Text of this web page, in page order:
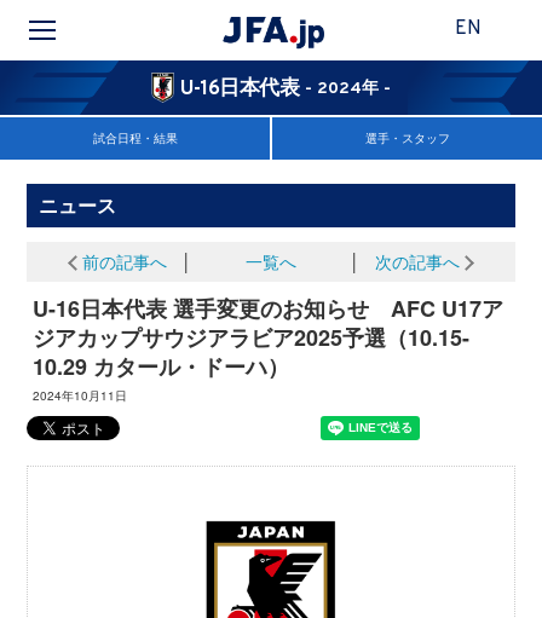
EN
U-16日本代表 - 2024年 -
試合日程・結果 選手・スタッフ
ニュース
前の記事へ 一覧へ 次の記事へ
U-16日本代表 選手変更のお知らせ AFC U17ア
ジアカップサウジアラビア2025予選（10.15-
10.29 カタール・ドーハ）
2024年10月11日